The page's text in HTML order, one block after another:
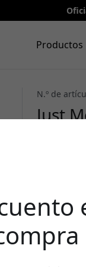
Productos
N.º de
Just
W